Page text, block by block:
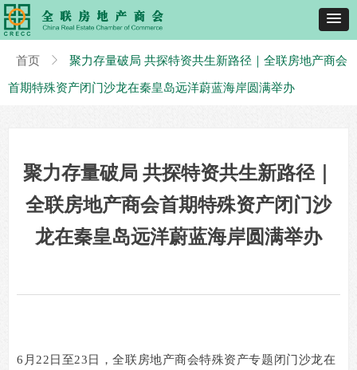
聚力存量破局 共探特资共生新路径｜
全联房地产商会首期特殊资产闭门沙
龙在秦皇岛远洋蔚蓝海岸圆满举办
6 月 22 日至23 日，全联房地产商会特殊资产专题闭门沙龙在
首页 ꁕ 聚力存量破局 共探特资共生新路径｜全联房地产商会
首期特殊资产闭门沙龙在秦皇岛远洋蔚蓝海岸圆满举办